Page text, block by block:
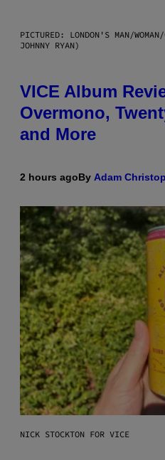
PICTURED: LONDON'S MAN/
JOHNNY RYAN)
VICE Album
Overmono,
and More
2 hours agoBy Adam
NICK STOCKTON FOR VICE